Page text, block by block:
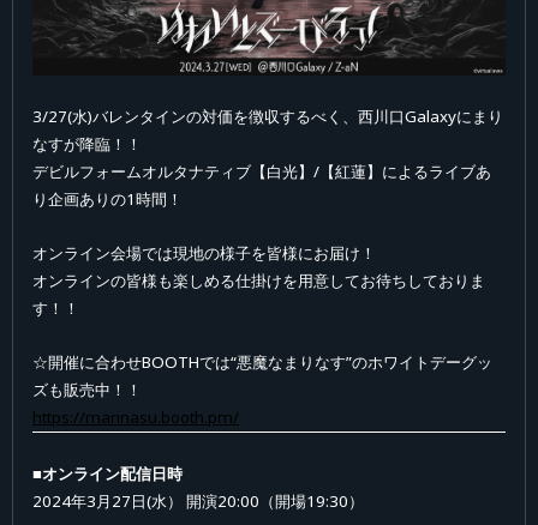
3/27(水)バレンタインの対価を徴収するべく、西川口Galaxyにまり
なすが降臨！！
デビルフォームオルタナティブ【白光】/【紅蓮】によるライブあ
り企画ありの1時間！
オンライン会場では現地の様子を皆様にお届け！
オンラインの皆様も楽しめる仕掛けを用意してお待ちしておりま
す！！
☆開催に合わせBOOTHでは“悪魔なまりなす”のホワイトデーグッ
ズも販売中！！
https://marinasu.booth.pm/
■オンライン配信日時
2024年3月27日(水） 開演20:00（開場19:30）